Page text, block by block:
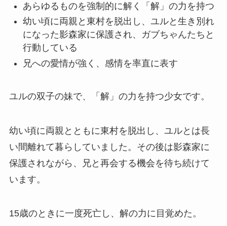
あらゆるものを強制的に解く「解」の力を持つ
幼い頃に両親と東村を脱出し、ユルと生き別れ
になった影森家に保護され、ガブちゃんたちと
行動している
兄への愛情が強く、感情を率直に表す
ユルの双子の妹で、「解」の力を持つ少女です。
幼い頃に両親とともに東村を脱出し、ユルとは長
い間離れて暮らしていました。その後は影森家に
保護されながら、兄と再会する機会を待ち続けて
います。
15歳のときに一度死亡し、解の力に目覚めた。